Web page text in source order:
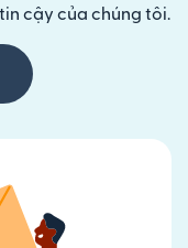
cậy của chúng tôi.